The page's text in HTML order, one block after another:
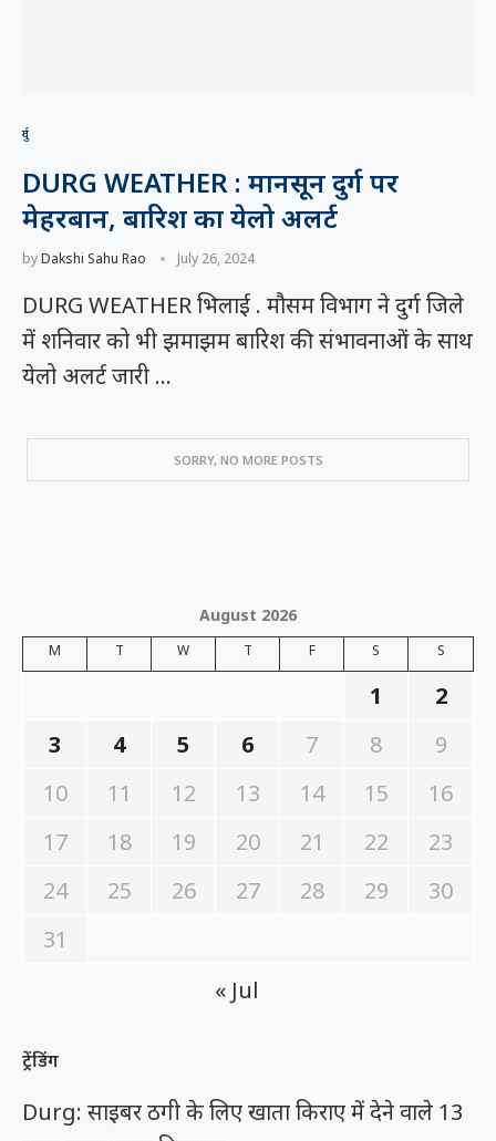
दुर्ग
DURG WEATHER : मानसून दुर्ग पर
मेहरबान, बारिश का येलो अलर्ट
byDakshi Sahu Rao July 26, 2024
DURG WEATHER भिलाई . मौसम विभाग ने दुर्ग जिले
में शनिवार को भी झमाझम बारिश की संभावनाओं के साथ
येलो अलर्ट जारी …
3
4 5 6 7 8
9
15
16
17
18 19 20 21 22
23
24
25 26 27 28 29
30
31
« Jul
म्यूल खाताधारक गिरफ्तार
माफिया अतीक अहमद के बेटे अबान की सड़क हादसे में